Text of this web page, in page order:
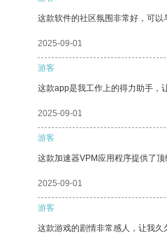
这款软件的社区氛围非常好，可以
2025-09-01
游客
这款app是我工作上的得力助手，
2025-09-01
游客
这款加速器VPM应用程序提供了顶
2025-09-01
游客
这款游戏的剧情非常感人，让我久